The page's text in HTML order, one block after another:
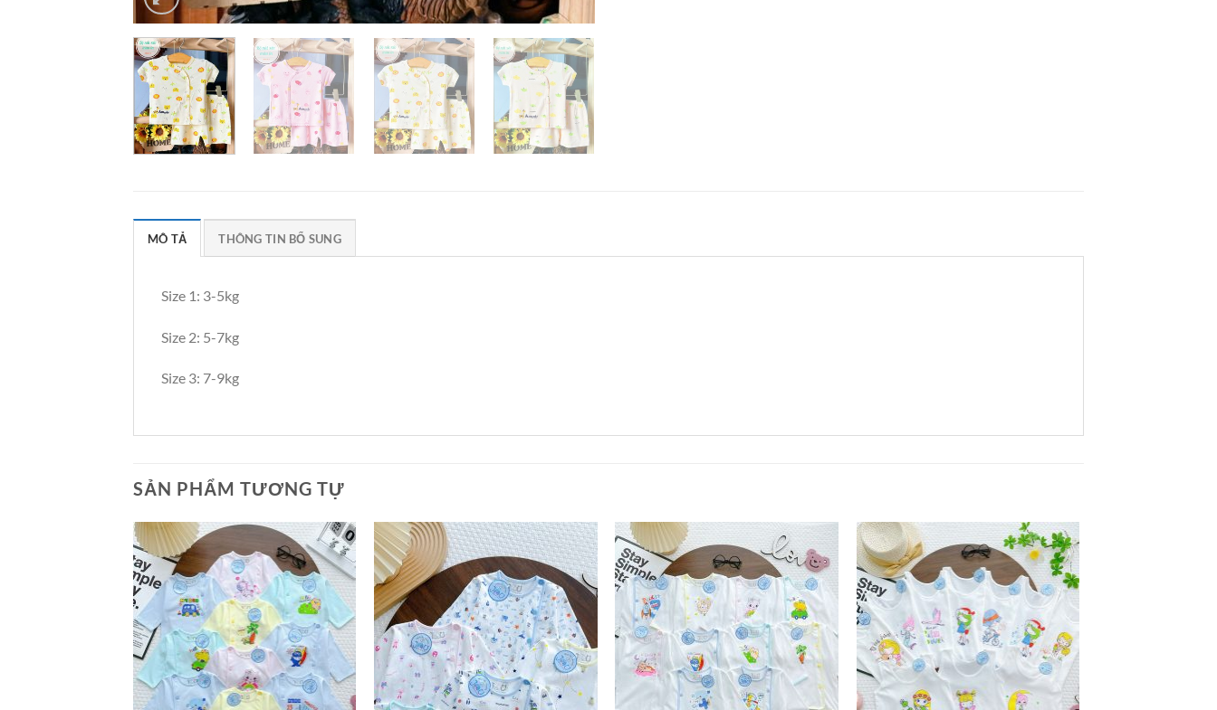
MÔ TẢ THÔNG TIN BỔ SUNG
Size 1: 3-5kg
Size 2: 5-7kg
Size 3: 7-9kg
SẢN PHẨM TƯƠNG TỰ